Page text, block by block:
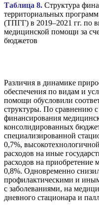
Таблица 8. Структура
территориальных
(ТПГГ) в 2019–2021 гг. по
медицинской помощи за
бюджетов
Различия в динамике
обеспечения по видам и
помощи обусловили
структуры. По сравнению
финансирования
консолидированных
специализированной
0,7%,
расходов на иные
расходов на приобретение
0,8%. Одновременно
профилактическими и
с заболеваниями, на
дневного стационара и